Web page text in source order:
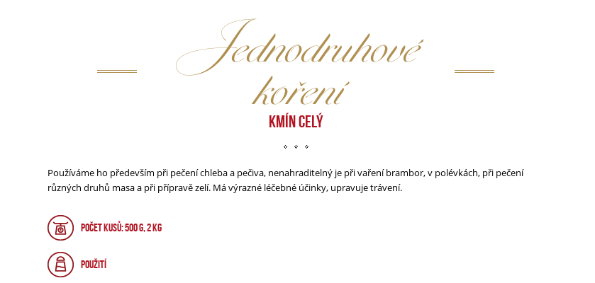
Jednodruhové
koření
KMÍN CELÝ
Používáme ho především při pečení chleba a pečiva, nenahraditelný je při vaření brambor, v polévkách, při pečení
různých druhů masa a při přípravě zelí. Má výrazné léčebné účinky, upravuje trávení.
Počet kusů: 500 g, 2 kg
Použití